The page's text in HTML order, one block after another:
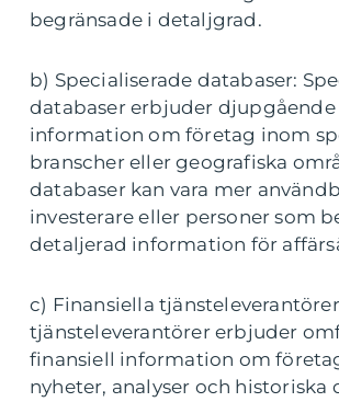
begränsade i detaljgrad.
b) Specialiserade databaser:
databaser erbjuder
information om företag inom
branscher eller geografiska
databaser kan vara mer
investerare eller personer som
detaljerad information för
c) Finansiella
tjänsteleverantörer erbjuder
finansiell information om
nyheter, analyser och historiska